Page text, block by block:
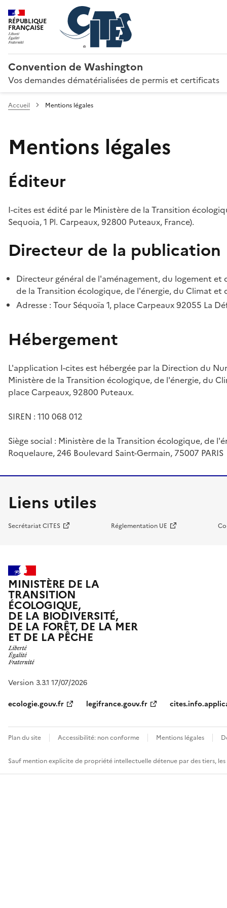
RÉPUBLIQUE
FRANÇAISE
Convention de Washington
Vos demandes dématérialisées de permis et certificats
Accueil Mentions légales
Mentions légales
Éditeur
I-cites est édité par le Ministère de la Transition
Sequoia, 1 Pl. Carpeaux, 92800 Puteaux, France).
Directeur de la publication
Directeur général de l'aménagement, du logement
de la Transition écologique, de l'énergie, du Climat et
Adresse : Tour Séquoïa 1, place Carpeaux 92055 La
Hébergement
L'application I-cites est hébergée par la Direction du
Ministère de la Transition écologique, de l'énergie, du
place Carpeaux, 92800 Puteaux.
SIREN : 110 068 012
Siège social : Ministère de la Transition écologique, de
Roquelaure, 246 Boulevard Saint-Germain, 75007 PARIS
Liens utiles
Secrétariat CITES Réglementation UE
MINISTÈRE DE LA
TRANSITION
ÉCOLOGIQUE,
DE LA BIODIVERSITÉ,
DE LA FORÊT, DE LA MER
ET DE LA PÊCHE
Version 3.3.1 17/07/2026
ecologie.gouv.fr
legifrance.gouv.fr
Plan du site Accessibilité: non conforme Mentions légales
Sauf mention explicite de propriété intellectuelle détenue par des tiers,